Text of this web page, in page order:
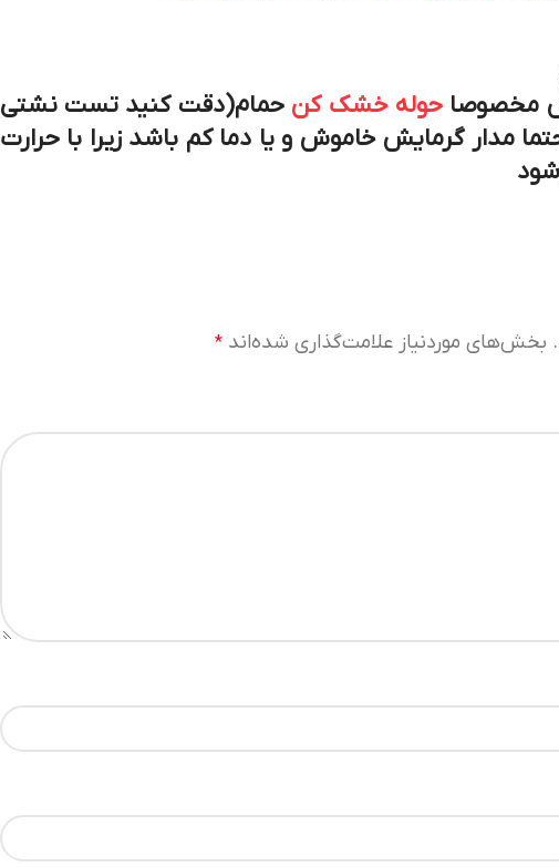
مخصوصاحوله خشک کن حمام(دقت کنید تست نشتی
مدار گرمایش خاموش و یا دما کم باشد زیرا با حرارت
بخش‌های موردنیاز علامت‌گذاری شده‌اند *